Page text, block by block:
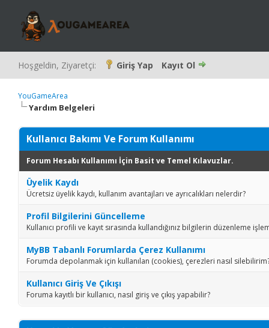
Hoşgeldin, Ziyaretçi: Giriş Yap Kayıt Ol
YouGameArea
Yardım Belgeleri
Kullanıcı Bakımı Ve Forum Kullanımı
Forum Hesabı Kullanımı İçin Basit ve Temel Kılavuzlar.
Üyelik Kaydı
Ücretsiz üyelik kaydı, kullanım avantajları ve ayrıcalıkları nelerdir?
Profil Bilgilerini Güncelleme
Kullanıcı profili ve kayıt sırasında kullandığınız bilgilerin düzenleme
MyBB Tabanlı Forumlarda Çerez Kullanımı
Forumda depolanmak için kullanılan (cookies), çerezleri nasıl
Kullanıcı Giriş Ve Çıkışı
Foruma kayıtlı bir kullanıcı, nasıl giriş ve çıkış yapabilir?